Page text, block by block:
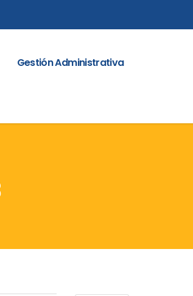
Gestión Administrativa